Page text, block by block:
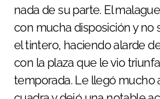
nada de su parte. El
con mucha disposición y no
el tintero, haciendo alarde
con la plaza que le vio
temporada. Le llegó mucho